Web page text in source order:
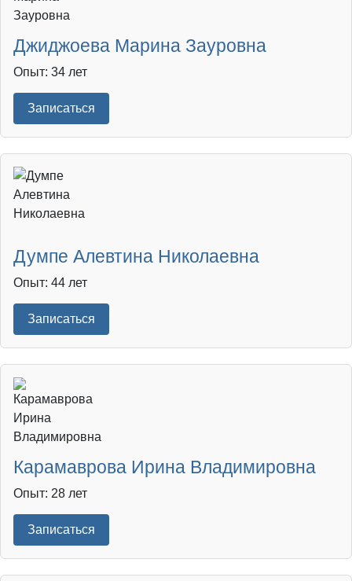
Джиджоева Марина Зауровна
Опыт: 34 лет
Записаться
Думпе Алевтина Николаевна
Опыт: 44 лет
Записаться
Карамаврова Ирина Владимировна
Опыт: 28 лет
Записаться